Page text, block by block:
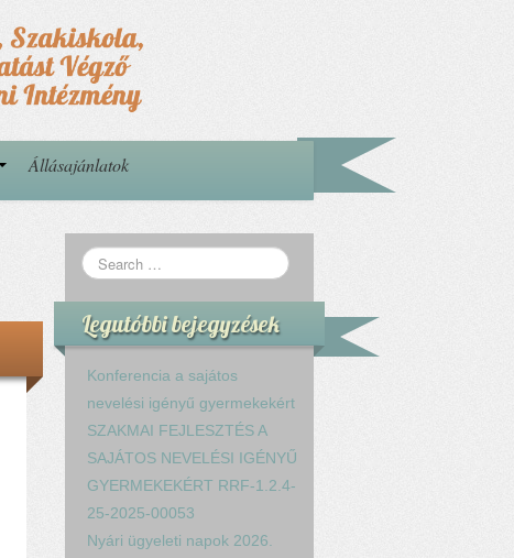
Állásajánlatok
Legutóbbi bejegyzések
Konferencia a sajátos
nevelési igényű gyermekekért
SZAKMAI FEJLESZTÉS A
SAJÁTOS NEVELÉSI IGÉNYŰ
GYERMEKEKÉRT RRF-1.2.4-
25-2025-00053
Nyári ügyeleti napok 2026.